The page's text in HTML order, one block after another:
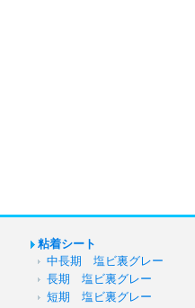
粘着シート
中長期 塩ビ裏グレー
長期 塩ビ裏グレー
短期 塩ビ裏グレー